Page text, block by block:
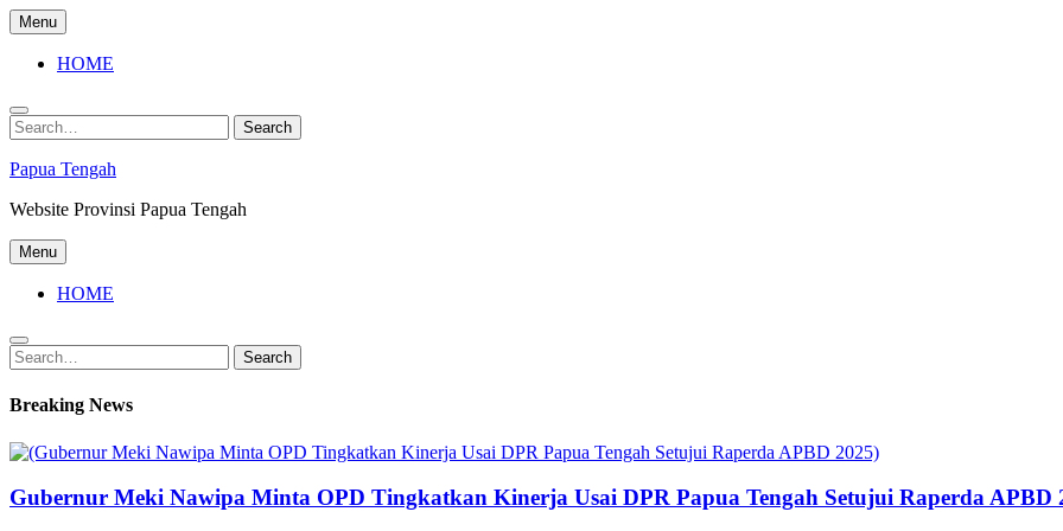
Skip
to
content
Menu
HOME
Search
for:
Search
Papua Tengah
Website Provinsi Papua Tengah
Menu
HOME
Search
for:
Search
Breaking News
Gubernur Meki Nawipa Minta OPD Tingkatkan Kinerja Usai DPR Papua Tengah Setujui Raperda APBD